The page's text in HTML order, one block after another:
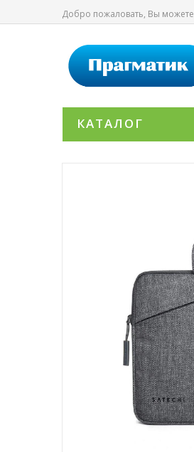
Добро пожаловать, Вы можете
КАТАЛОГ